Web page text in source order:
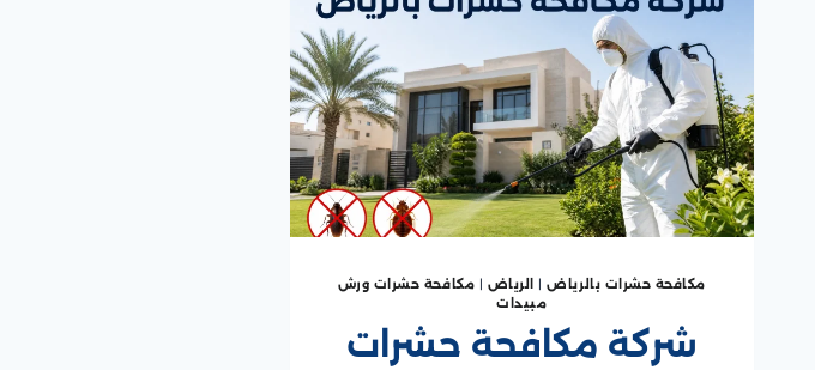
مكافحة حشرات بالرياض| الرياض
مكافحة حشرات ورش
مبيدات
شركة مكافحة حشرات